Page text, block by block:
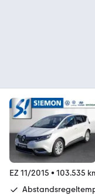
EZ 11/2015 • 103.535